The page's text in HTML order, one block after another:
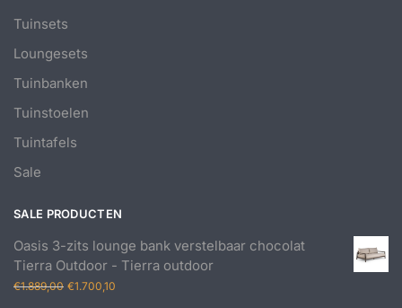
Tuinsets
Loungesets
Tuinbanken
Tuinstoelen
Tuintafels
Sale
SALE PRODUCTEN
Oasis 3-zits lounge bank verstelbaar chocolat
Tierra Outdoor - Tierra outdoor
€1.889,00 Oorspronkelijke
€1.700,10